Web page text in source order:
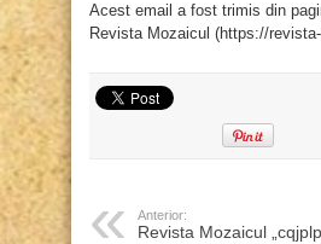
Acest email a fost trimis din
Revista Mozaicul (https://
Anterior:
Revista Mozaicul